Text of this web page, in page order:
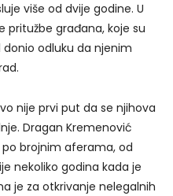
više od dvije godine. U
pritužbe građana, koje su
odluku da njenim
nije prvi put da se njihova
Dragan Kremenović
brojnim aferama, od
nekoliko godina kada je
je za otkrivanje nelegalnih